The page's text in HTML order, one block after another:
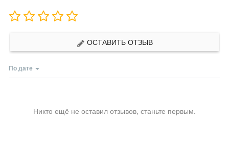
ОСТАВИТЬ ОТЗЫВ
По дате
Никто ещё не оставил отзывов, станьте первым.